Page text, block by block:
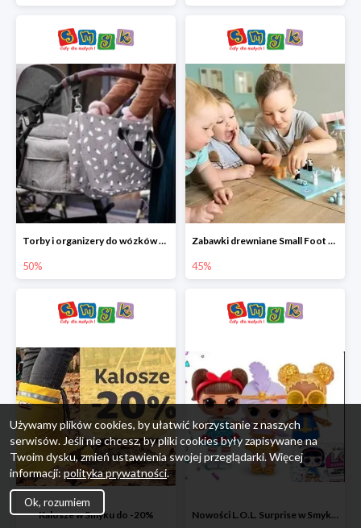
Torby i organizery do wózków w Smyku do -50%
50%
Zabawki drewniane Small Foot do -45%
45%
Kalosze w Smyku do -20% Nowości L.O.L. Surprise w Smyku do -45%
Używamy plików cookies, by ułatwić korzystanie z naszych
serwisów. Jeśli nie chcesz, by pliki cookies były zapisywane na
Twoim dysku, zmień ustawienia swojej przeglądarki. Więcej
informacji: polityka prywatności.
Ok, rozumiem